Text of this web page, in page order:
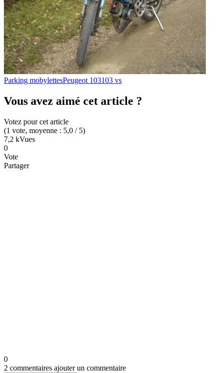
Parking mobylettesPeugeot 103103 vs
Vous avez aimé cet article ?
Votez pour cet article
(1 vote, moyenne : 5,0 / 5)
7,2 kVues
0
Vote
Partager
0
2 commentaires ajouter un commentaire